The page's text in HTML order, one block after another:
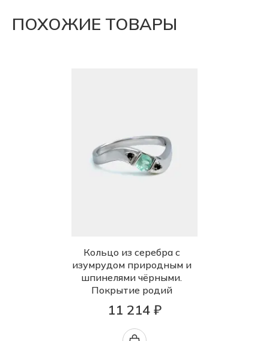
ПОХОЖИЕ ТОВАРЫ
Кольцо из серебра с
изумрудом природным и
шпинелями чёрными.
Покрытие родий
11 214 ₽